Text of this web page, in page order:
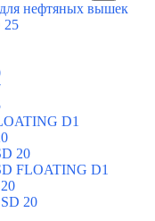
нефтяных вышек
25
D1
20
FLOATING D1
20